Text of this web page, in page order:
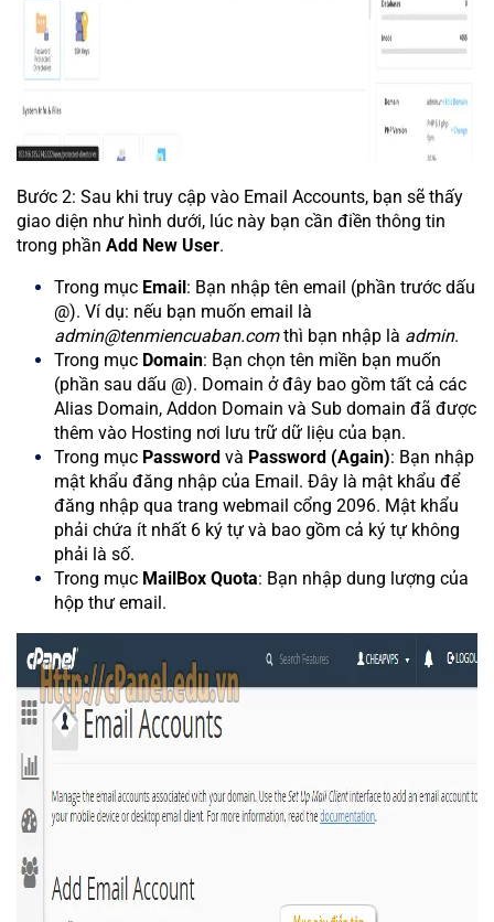
Bước 2: Sau khi truy cập vào Email Accounts, bạn sẽ thấy
giao diện như hình dưới, lúc này bạn cần điền thông tin
trong phần Add New User.
Trong mục Email: Bạn nhập tên email (phần trước dấu
@). Ví dụ: nếu bạn muốn email là
admin@tenmiencuaban.comthì bạn nhập là admin.
Trong mục Domain: Bạn chọn tên miền bạn muốn
(phần sau dấu @). Domain ở đây bao gồm tất cả các
Alias Domain, Addon Domain và Sub domain đã được
thêm vào Hosting nơi lưu trữ dữ liệu của bạn.
Trong mục Password và Password (Again): Bạn nhập
mật khẩu đăng nhập của Email. Đây là mật khẩu để
đăng nhập qua trang webmail cổng 2096. Mật khẩu
phải chứa ít nhất 6 ký tự và bao gồm cả ký tự không
phải là số.
Trong mục MailBox Quota: Bạn nhập dung lượng của
hộp thư email.